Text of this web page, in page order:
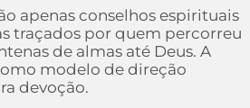
apenas conselhos espirituais
traçados por quem percorreu
de almas até Deus. A
modelo de direção
devoção.